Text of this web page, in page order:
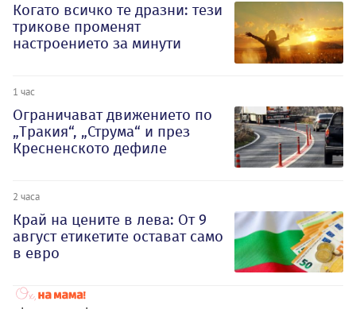
Когато всичко те дразни: тези
трикове променят
настроението за минути
1 час
Ограничават движението по
„Тракия“, „Струма“ и през
Кресненското дефиле
2 часа
Край на цените в лева: От 9
август етикетите остават само
в евро